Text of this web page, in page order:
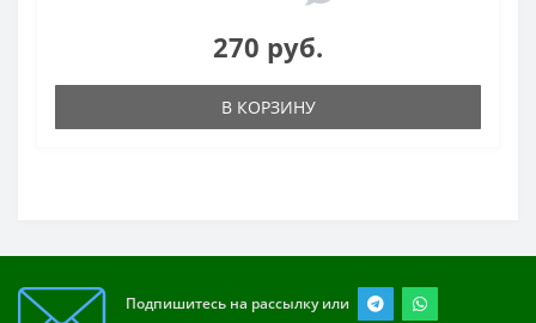
270 руб.
В КОРЗИНУ
Подпишитесь на рассылку или